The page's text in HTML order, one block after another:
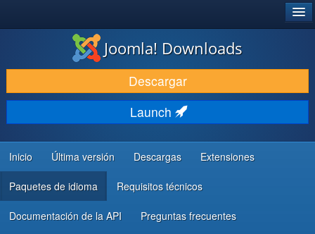
DESCARGAR & EXTENDER
DESCUBRE & APRENDE
COMUNIDAD & SOPORTE
RECURSOS PARA DESARROLLADORES
Joomla! Downloads
Descargar
Launch
Inicio Última versión Descargas Extensiones
Paquetes de idioma Requisitos técnicos
Documentación de la API Preguntas frecuentes